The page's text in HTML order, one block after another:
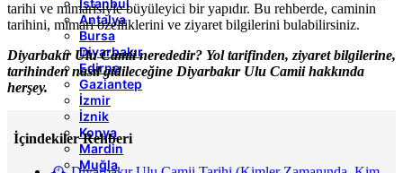
İstanbul
Antalya
Bursa
Diyarbakır
Edirne
Gaziantep
İzmir
İznik
Konya
Mardin
Muğla
tarihi ve mimarisiyle büyüleyici bir yapıdır. Bu rehberde, caminin
tarihini, mimari özelliklerini ve ziyaret bilgilerini bulabilirsiniz.
Diyarbakır Ulu Camii nerededir? Yol tarifinden, ziyaret bilgilerine,
tarihinden nasıl gidileceğine Diyarbakır Ulu Camii hakkında
herşey.
İçindekiler Rehberi